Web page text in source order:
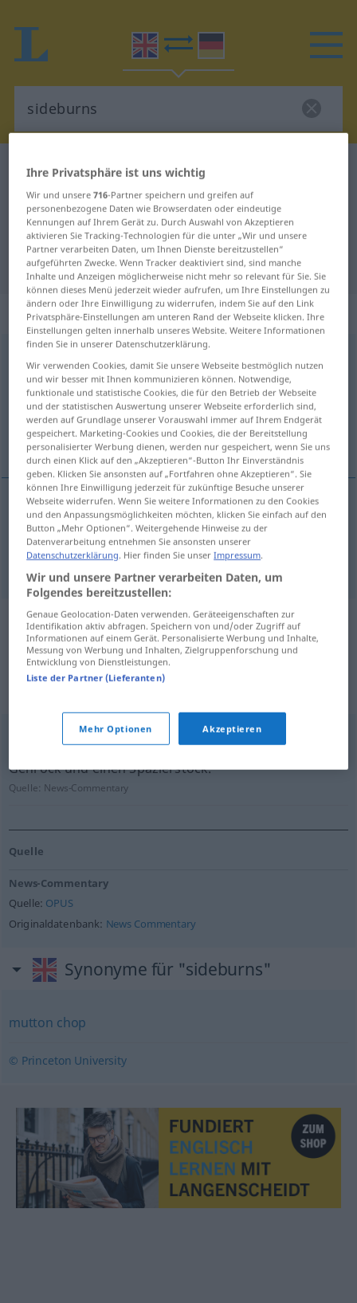
Englisch-Deutsch Wörterbuch
Englisch-Deutsch Übersetzung für
"sideburns"
"sideburns" Deutsch Übersetzung
„sideburns“: plural noun
Übersicht aller Übersetzungen
(Für mehr Details die Übersetzung anklicken/antippen)
Backenbart, Koteletten
Backenbartm sideburnsburnsides
Kotelettenpl sideburnsburnsides
Beispielsätze aus externen Quellen
für "sideburns"
(nicht von der Langenscheidt Redaktion
Er lässt sich Koteletten wachsen, trägt einen langen
Gehrock und einen Spazierstock.
Quelle: News-Commentary
Quelle
News-Commentary
Quelle: OPUS
Originaldatenbank: News Commentary
Synonyme für "sideburns"
mutton chop
© Princeton University
Ihre Privatsphäre ist uns wichtig
Wir und unsere716-Partner speichern und greifen auf
personenbezogene Daten wie Browserdaten oder eindeutige
Kennungen auf Ihrem Gerät zu. Durch Auswahl von Akzeptieren
aktivieren Sie Tracking-Technologien für die unter „Wir und unsere
Partner verarbeiten Daten, um Ihnen Dienste bereitzustellen“
aufgeführten Zwecke. Wenn Tracker deaktiviert sind, sind manche
Inhalte und Anzeigen möglicherweise nicht mehr so relevant für Sie. Sie
können dieses Menü jederzeit wieder aufrufen, um Ihre Einstellungen zu
ändern oder Ihre Einwilligung zu widerrufen, indem Sie auf den Link
Privatsphäre-Einstellungen am unteren Rand der Webseite klicken. Ihre
Einstellungen gelten innerhalb unseres Website. Weitere Informationen
finden Sie in unserer Datenschutzerklärung.
Wir verwenden Cookies, damit Sie unsere Webseite bestmöglich nutzen
und wir besser mit Ihnen kommunizieren können. Notwendige,
funktionale und statistische Cookies, die für den Betrieb der Webseite
und der statistischen Auswertung unserer Webseite erforderlich sind,
werden auf Grundlage unserer Vorauswahl immer auf Ihrem Endgerät
gespeichert. Marketing-Cookies und Cookies, die der Bereitstellung
personalisierter Werbung dienen, werden nur gespeichert, wenn Sie uns
durch einen Klick auf den „Akzeptieren“-Button Ihr Einverständnis
geben. Klicken Sie ansonsten auf „Fortfahren ohne Akzeptieren“. Sie
können Ihre Einwilligung jederzeit für zukünftige Besuche unserer
Webseite widerrufen. Wenn Sie weitere Informationen zu den Cookies
und den Anpassungsmöglichkeiten möchten, klicken Sie einfach auf den
Button „Mehr Optionen“. Weitergehende Hinweise zu der
Datenverarbeitung entnehmen Sie ansonsten unserer
Datenschutzerklärung. Hier finden Sie unserImpressum.
Wir und unsere Partner verarbeiten Daten, um
Folgendes bereitzustellen:
Genaue Geolocation-Daten verwenden. Geräteeigenschaften zur
Identifikation aktiv abfragen. Speichern von und/oder Zugriff auf
Informationen auf einem Gerät. Personalisierte Werbung und Inhalte,
Messung von Werbung und Inhalten, Zielgruppenforschung und
Entwicklung von Dienstleistungen.
Liste der Partner (Lieferanten)
Mehr Optionen Akzeptieren